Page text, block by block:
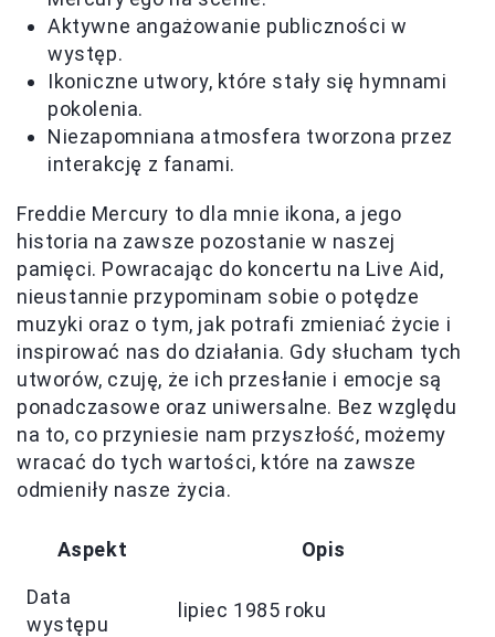
Aktywne angażowanie publiczności w
występ.
Ikoniczne utwory, które stały się hymnami
pokolenia.
Niezapomniana atmosfera tworzona przez
interakcję z fanami.
Freddie Mercury to dla mnie ikona, a jego
historia na zawsze pozostanie w naszej
pamięci. Powracając do koncertu na Live Aid,
nieustannie przypominam sobie o potędze
muzyki oraz o tym, jak potrafi zmieniać życie i
inspirować nas do działania. Gdy słucham tych
utworów, czuję, że ich przesłanie i emocje są
ponadczasowe oraz uniwersalne. Bez względu
na to, co przyniesie nam przyszłość, możemy
wracać do tych wartości, które na zawsze
odmieniły nasze życia.
Aspekt Opis
Data
występu
lipiec 1985 roku